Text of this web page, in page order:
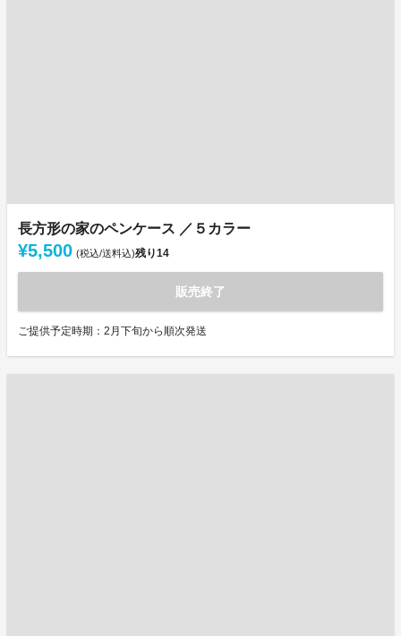
長方形の家のペンケース ／５カラー
¥5,500 (税込/送料込)残り14
販売終了
ご提供予定時期：2月下旬から順次発送